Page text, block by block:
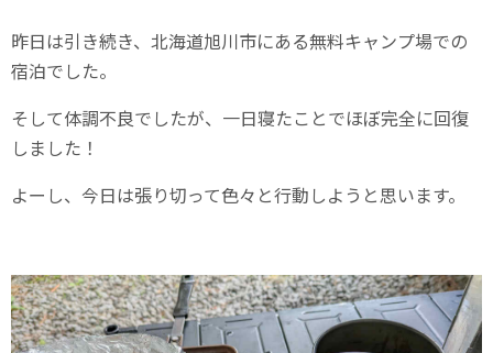
昨日は引き続き、北海道旭川市にある無料キャンプ場での
宿泊でした。
そして体調不良でしたが、一日寝たことでほぼ完全に回復
しました！
よーし、今日は張り切って色々と行動しようと思います。